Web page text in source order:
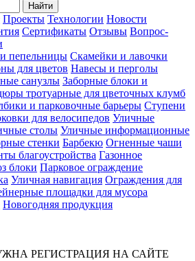
Найти
Проекты Технологии Новости
Сертификаты Отзывы Вопрос-
пепельницы Скамейки и лавочки
для цветов Навесы и перголы
санузлы Заборные блоки и
тротуарные для цветочных клумб
и парковочные барьеры Ступени
для велосипедов Уличные
столы Уличные информационные
стенки Барбекю Огненные чаши
благоустройства Газонное
блоки Парковое ограждение
Уличная навигация Ограждения для
площадки для мусора
Новогодняя продукция
РЕГИСТРАЦИЯ НА САЙТЕ